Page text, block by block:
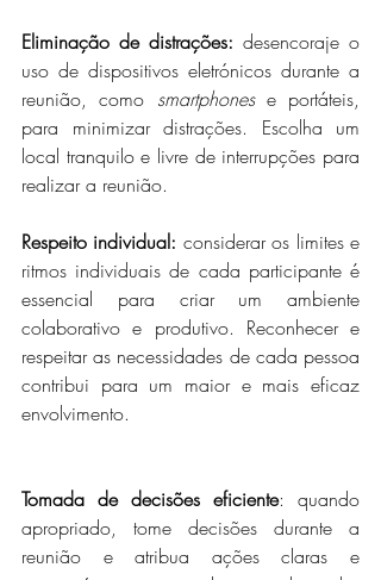
Eliminação de distrações: desencoraje o
uso de dispositivos eletrónicos durante a
reunião, como smartphones e portáteis,
para minimizar distrações. Escolha um
local tranquilo e livre de interrupções para
realizar a reunião.
Respeito individual: considerar os limites e
ritmos individuais de cada participante é
essencial para criar um ambiente
colaborativo e produtivo. Reconhecer e
respeitar as necessidades de cada pessoa
contribui para um maior e mais eficaz
envolvimento.
Tomada de decisões eficiente: quando
apropriado, tome decisões durante a
reunião e atribua ações claras e